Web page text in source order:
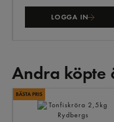
LOGGA IN
Andra köpte